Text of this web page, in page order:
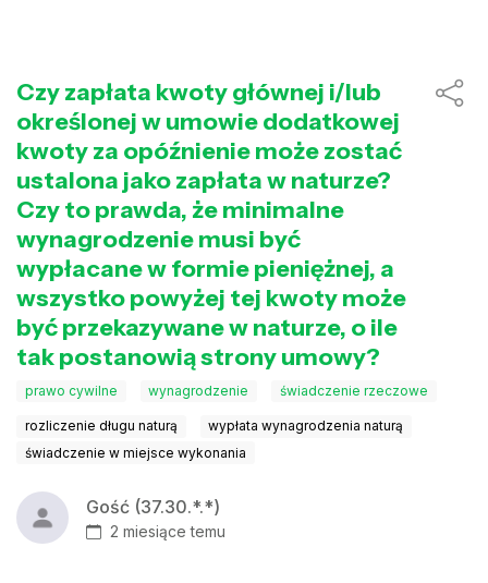
Czy zapłata kwoty głównej i/lub
określonej w umowie dodatkowej
kwoty za opóźnienie może zostać
ustalona jako zapłata w naturze?
Czy to prawda, że minimalne
wynagrodzenie musi być
wypłacane w formie pieniężnej, a
wszystko powyżej tej kwoty może
być przekazywane w naturze, o ile
tak postanowią strony umowy?
prawo cywilne wynagrodzenie świadczenie rzeczowe
rozliczenie długu naturą
wypłata wynagrodzenia naturą
świadczenie w miejsce wykonania
Gość (37.30.*.*)
2 miesiące temu